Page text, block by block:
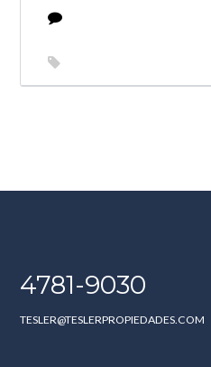
4781-9030
TESLER@TESLERPROPIEDADES.COM